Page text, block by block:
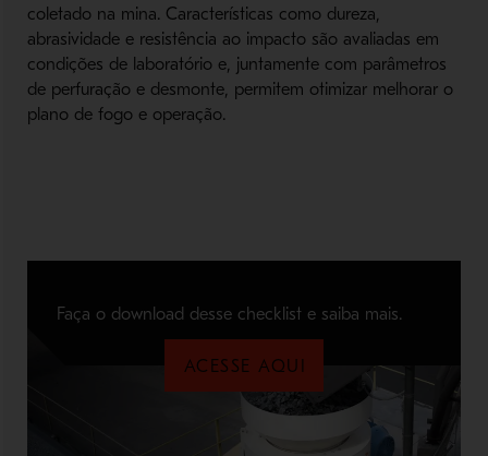
coletado na mina. Características como dureza,
abrasividade e resistência ao impacto são avaliadas em
condições de laboratório e, juntamente com parâmetros
de perfuração e desmonte, permitem otimizar melhorar o
plano de fogo e operação.
Faça o download desse checklist e saiba mais.
ACESSE AQUI